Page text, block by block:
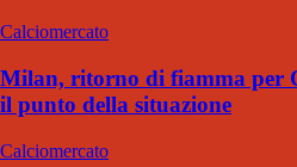
Calciomercato
Milan, ritorno di fiamma per
il punto della situazione
Calciomercato